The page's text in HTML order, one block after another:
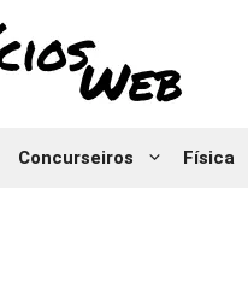
Concurseiros Física